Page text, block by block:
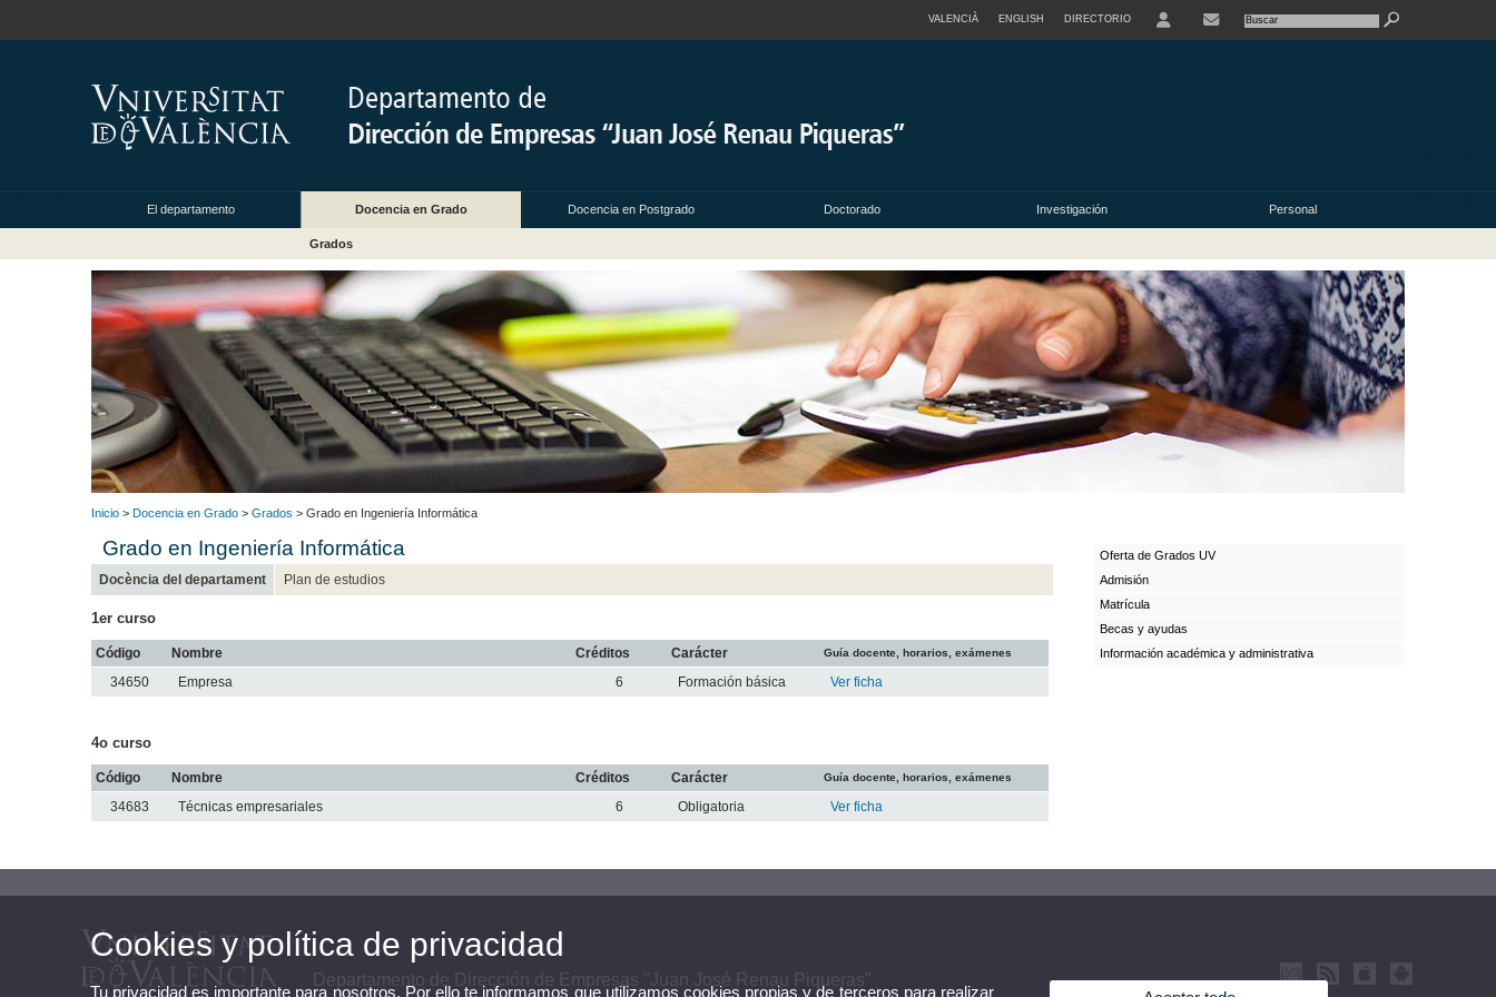
VALENCIÀ ENGLISH DIRECTORIO
El departamento Docencia en Grado Docencia en Postgrado Doctorado Investigación Personal
Grados
Inicio > Docencia en Grado > Grados > Grado en Ingeniería Informática
Grado en Ingeniería Informática
Docència del departament Plan de estudios
1er curso
Código Nombre Créditos Carácter Guía docente, horarios, exámenes
34650 Empresa 6 Formación básica Ver ficha
4o curso
Código Nombre Créditos Carácter Guía docente, horarios, exámenes
34683 Técnicas empresariales 6 Obligatoria Ver ficha
Oferta de Grados UV
Admisión
Matrícula
Becas y ayudas
Información académica y administrativa
Departamento de Dirección de Empresas "Juan José Renau Piqueras"
Cookies y política de privacidad
Tu privacidad es importante para nosotros. Por ello te informamos que utilizamos cookies propias y de terceros para realizar